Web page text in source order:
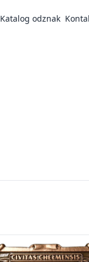
Katalog odznak